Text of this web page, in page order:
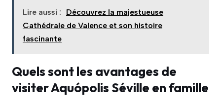
Lire aussi :
Découvrez la majestueuse
Cathédrale de Valence et son histoire
fascinante
Quels sont les avantages de
visiter Aquópolis Séville en famille